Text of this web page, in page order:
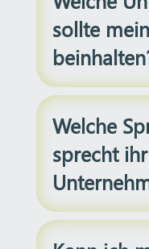
sollte
Welche
sprecht